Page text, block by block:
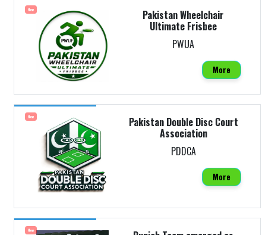
New Pakistan Wheelchair
Ultimate Frisbee
PWUA
More
New Pakistan Double Disc Court
Association
PDDCA
More
New